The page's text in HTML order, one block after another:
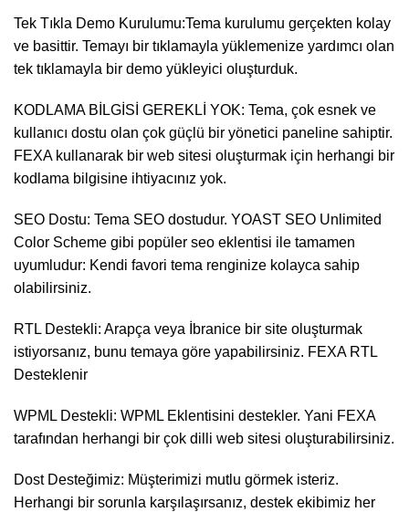
Tek Tıkla Demo Kurulumu:Tema kurulumu gerçekten kolay
ve basittir. Temayı bir tıklamayla yüklemenize yardımcı olan
tek tıklamayla bir demo yükleyici oluşturduk.
KODLAMA BİLGİSİ GEREKLİ YOK: Tema, çok esnek ve
kullanıcı dostu olan çok güçlü bir yönetici paneline sahiptir.
FEXA kullanarak bir web sitesi oluşturmak için herhangi bir
kodlama bilgisine ihtiyacınız yok.
SEO Dostu: Tema SEO dostudur. YOAST SEO Unlimited
Color Scheme gibi popüler seo eklentisi ile tamamen
uyumludur: Kendi favori tema renginize kolayca sahip
olabilirsiniz.
RTL Destekli: Arapça veya İbranice bir site oluşturmak
istiyorsanız, bunu temaya göre yapabilirsiniz. FEXA RTL
Desteklenir
WPML Destekli: WPML Eklentisini destekler. Yani FEXA
tarafından herhangi bir çok dilli web sitesi oluşturabilirsiniz.
Dost Desteğimiz: Müşterimizi mutlu görmek isteriz.
Herhangi bir sorunla karşılaşırsanız, destek ekibimiz her